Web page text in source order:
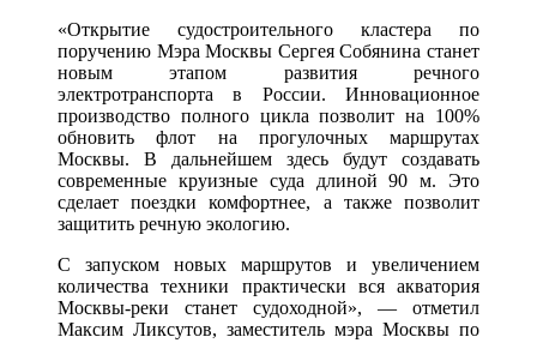
«Открытие судостроительного кластера по
поручению Мэра Москвы Сергея Собянина станет
новым этапом развития речного
электротранспорта в России. Инновационное
производство полного цикла позволит на 100%
обновить флот на прогулочных маршрутах
Москвы. В дальнейшем здесь будут создавать
современные круизные суда длиной 90 м. Это
сделает поездки комфортнее, а также позволит
защитить речную экологию.
С запуском новых маршрутов и увеличением
количества техники практически вся акватория
Москвы-реки станет судоходной», — отметил
Максим Ликсутов, заместитель мэра Москвы по